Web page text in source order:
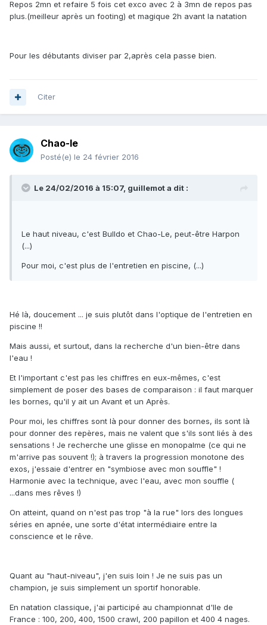
Repos 2mn et refaire 5 fois cet exco avec 2 à 3mn de repos pas
plus.(meilleur après un footing) et magique 2h avant la natation
Pour les débutants diviser par 2,après cela passe bien.
Citer
Chao-le
Posté(e) le 24 février 2016
Le 24/02/2016 à 15:07, guillemot a dit :
Le haut niveau, c'est Bulldo et Chao-Le, peut-être Harpon
(...)
Pour moi, c'est plus de l'entretien en piscine, (...)
Hé là, doucement ... je suis plutôt dans l'optique de l'entretien en
piscine !!
Mais aussi, et surtout, dans la recherche d'un bien-être dans
l'eau !
Et l'important c'est pas les chiffres en eux-mêmes, c'est
simplement de poser des bases de comparaison : il faut marquer
les bornes, qu'il y ait un Avant et un Après.
Pour moi, les chiffres sont là pour donner des bornes, ils sont là
pour donner des repères, mais ne valent que s'ils sont liés à des
sensations ! Je recherche une glisse en monopalme (ce qui ne
m'arrive pas souvent !); à travers la progression monotone des
exos, j'essaie d'entrer en "symbiose avec mon souffle" !
Harmonie avec la technique, avec l'eau, avec mon souffle (
...dans mes rêves !)
On atteint, quand on n'est pas trop "à la rue" lors des longues
séries en apnée, une sorte d'état intermédiaire entre la
conscience et le rêve.
Quant au "haut-niveau", j'en suis loin ! Je ne suis pas un
champion, je suis simplement un sportif honorable.
En natation classique, j'ai participé au championnat d'Ile de
France : 100, 200, 400, 1500 crawl, 200 papillon et 400 4 nages.